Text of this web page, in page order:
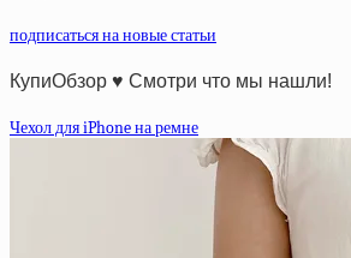
подписаться на новые статьи
КупиОбзор ♥ Смотри что мы нашли!
Чехол для iPhone на ремне